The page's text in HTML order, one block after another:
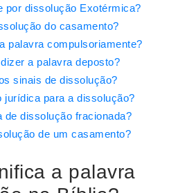
por dissolução Exotérmica?
do casamento?
palavra compulsoriamente?
a palavra deposto?
sinais de dissolução?
jurídica para a dissolução?
de dissolução fracionada?
de um casamento?
a palavra